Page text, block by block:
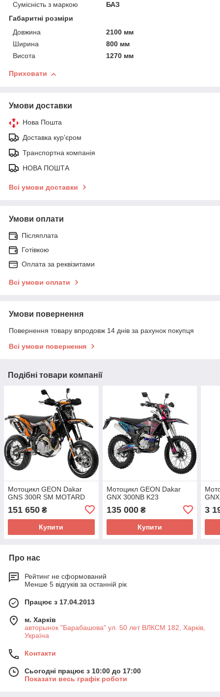
Сумісність з маркою
БАЗ
Габаритні розміри
Довжина
2100 мм
Ширина
800 мм
Висота
1270 мм
Приховати
Умови доставки
Нова Пошта
Доставка кур'єром
Транспортна компанія
НОВА ПОШТА
Всі умови доставки
Умови оплати
Післяплата
Готівкою
Оплата за реквізитами
Всі умови оплати
Умови повернення
Повернення товару впродовж 14 днів за рахунок покупця
Всі умови повернення
Подібні товари компанії
Мотоцикл GEON Dakar
GNS 300R SM MOTARD
151 650 ₴
Купити
Мотоцикл GEON Dakar
GNX 300NB K23
135 000₴
Купити
3
Про нас
Рейтинг не сформований
Менше 5 відгуків за останній рік
Працює з 17.04.2013
м. Харків
авторынок "Барабашова" ул. 50 лет ВЛКСМ 182, Харків,
Україна
Контакти
Сьогодні працює з 10:00 до 17:00
Показати весь графік роботи